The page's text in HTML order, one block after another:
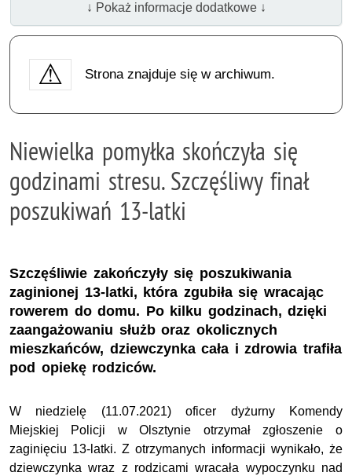
↓ Pokaż informacje dodatkowe ↓
Strona znajduje się w archiwum.
Niewielka pomyłka skończyła się
godzinami stresu. Szczęśliwy finał
poszukiwań 13-latki
Szczęśliwie zakończyły się poszukiwania
zaginionej 13-latki, która zgubiła się wracając
rowerem do domu. Po kilku godzinach, dzięki
zaangażowaniu służb oraz okolicznych
mieszkańców, dziewczynka cała i zdrowia trafiła
pod opiekę rodziców.
W niedzielę (11.07.2021) oficer dyżurny Komendy
Miejskiej Policji w Olsztynie otrzymał zgłoszenie o
zaginięciu 13-latki. Z otrzymanych informacji wynikało, że
dziewczynka wraz z rodzicami wracała wypoczynku nad